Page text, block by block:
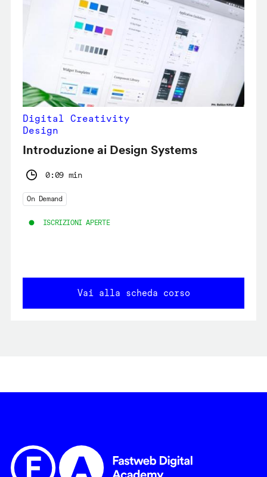
Digital Creativity
Design
Introduzione ai Design Systems
0:09 min
On Demand
ISCRIZIONI APERTE
Vai alla scheda corso